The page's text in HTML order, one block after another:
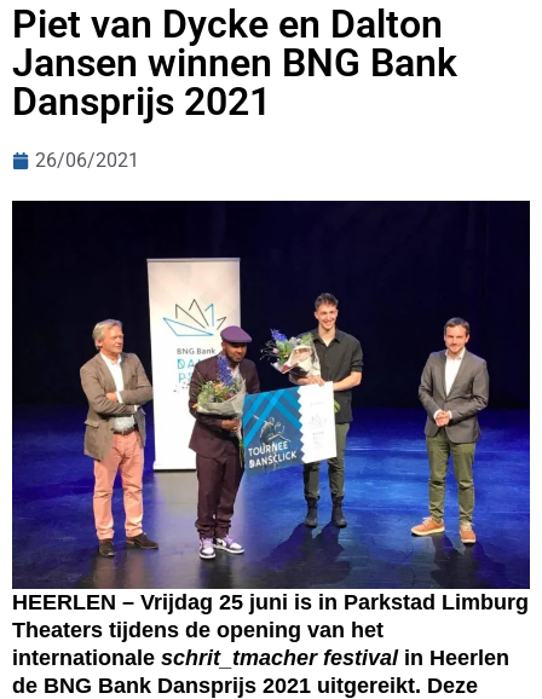
Piet van Dycke en Dalton
Jansen winnen BNG Bank
Dansprijs 2021
26/06/2021
HEERLEN – Vrijdag 25 juni is in Parkstad Limburg
Theaters tijdens de opening van het
internationale schrit_tmacher festivalin Heerlen
de BNG Bank Dansprijs 2021 uitgereikt. Deze